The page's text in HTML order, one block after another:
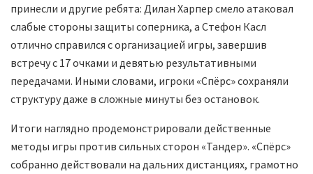
принесли и другие ребята: Дилан Харпер смело атаковал
слабые стороны защиты соперника, а Стефон Касл
отлично справился с организацией игры, завершив
встречу с 17 очками и девятью результативными
передачами. Иными словами, игроки «Спёрс» сохраняли
структуру даже в сложные минуты без остановок.
Итоги наглядно продемонстрировали действенные
методы игры против сильных сторон «Тандер». «Спёрс»
собранно действовали на дальних дистанциях, грамотно